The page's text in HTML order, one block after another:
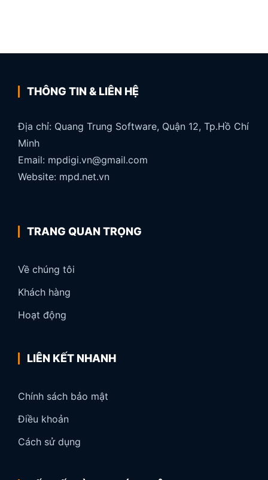
THÔNG TIN & LIÊN HỆ
Địa chỉ: Quang Trung Software, Quận 12, Tp.Hồ Chí
Minh
Email: mpdigi.vn@gmail.com
Website: mpd.net.vn
TRANG QUAN TRỌNG
Về chúng tôi
Khách hàng
Hoạt động
LIÊN KẾT NHANH
Chính sách bảo mật
Điều khoản
Cách sử dụng